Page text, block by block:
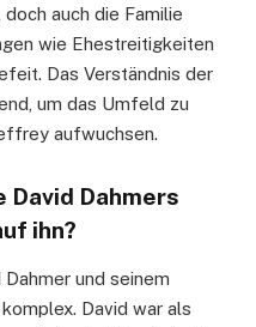
auch die Familie
wie Ehestreitigkeiten
Das Verständnis der
um das Umfeld zu
aufwuchsen.
Dahmers
ihn?
und seinem
David war als